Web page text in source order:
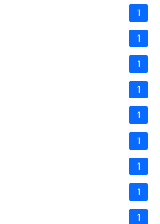
1
1
1
1
1
1
1
1
1